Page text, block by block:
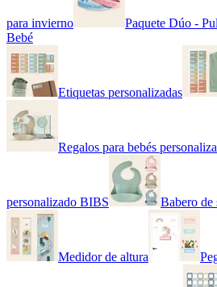
para invierno
Paquete Dúo -
Bebé
Etiquetas personalizadas
Regalos para bebés
personalizado BIBS Babero de
Medidor de altura